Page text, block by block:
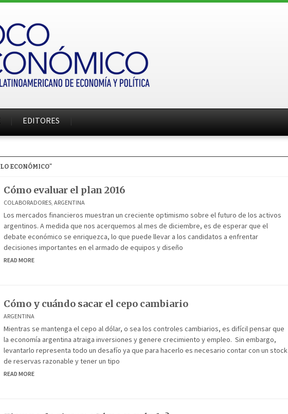
EDITORES
ECONÓMICO"
Cómo evaluar el plan 2016
COLABORADORES, ARGENTINA
Los mercados financieros muestran un creciente optimismo sobre el futuro de los activos
argentinos. A medida que nos acerquemos al mes de diciembre, es de esperar que el
debate económico se enriquezca, lo que puede llevar a los candidatos a enfrentar
decisiones importantes en el armado de equipos y diseño
READ MORE
Cómo y cuándo sacar el cepo cambiario
ARGENTINA
Mientras se mantenga el cepo al dólar, o sea los controles cambiarios, es difícil pensar que
la economía argentina atraiga inversiones y genere crecimiento y empleo. Sin embargo,
levantarlo representa todo un desafío ya que para hacerlo es necesario contar con un stock
de reservas razonable y tener un tipo
READ MORE